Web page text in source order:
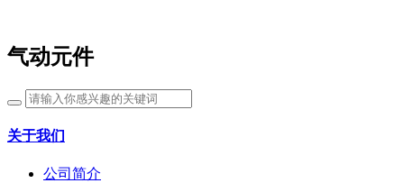
气动元件
关于我们
公司简介